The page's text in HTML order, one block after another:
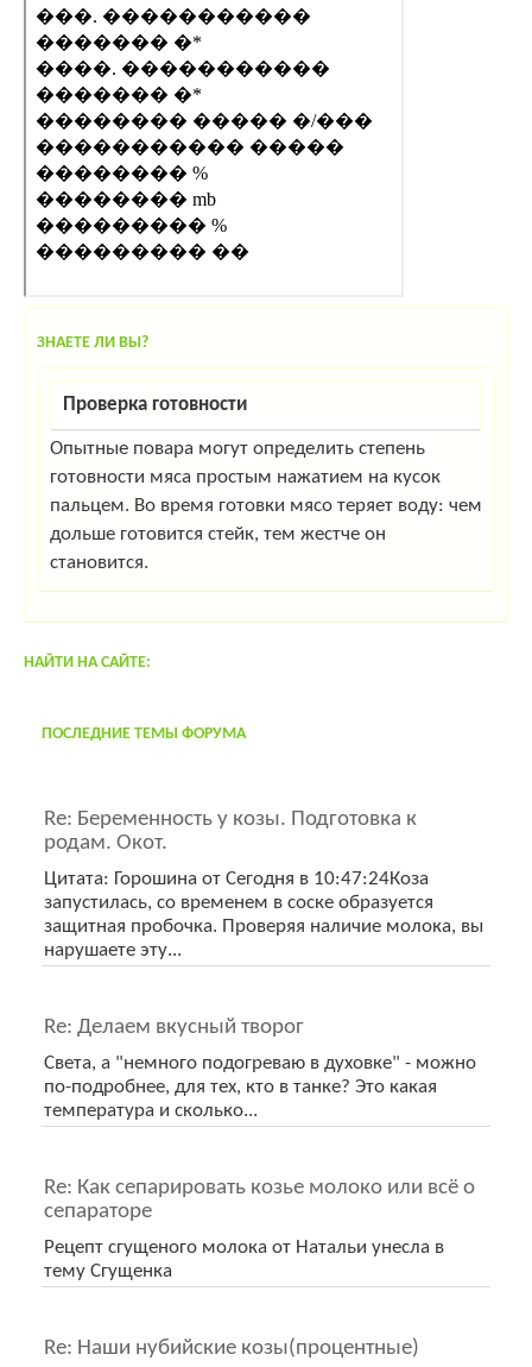
ЗНАЕТЕ ЛИ ВЫ?
Проверка готовности
Опытные повара могут определить степень
готовности мяса простым нажатием на кусок
пальцем. Во время готовки мясо теряет воду: чем
дольше готовится стейк, тем жестче он
становится.
НАЙТИ НА САЙТЕ:
ПОСЛЕДНИЕ ТЕМЫ ФОРУМА
Re: Беременность у козы. Подготовка к
родам. Окот.
Цитата: Горошина от Сегодня в 10:47:24Коза
запустилась, со временем в соске образуется
защитная пробочка. Проверяя наличие молока, вы
нарушаете эту...
Re: Делаем вкусный творог
Света, а "немного подогреваю в духовке" - можно
по-подробнее, для тех, кто в танке? Это какая
температура и сколько...
Re: Как сепарировать козье молоко или всё о
сепараторе
Рецепт сгущеного молока от Натальи унесла в
тему Сгущенка
Re: Наши нубийские козы(процентные)